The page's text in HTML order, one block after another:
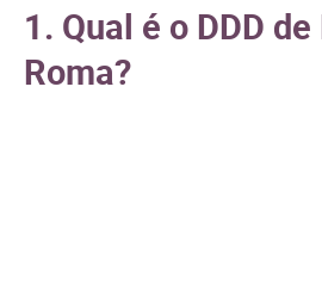
1. Qual é o DDD
Roma?